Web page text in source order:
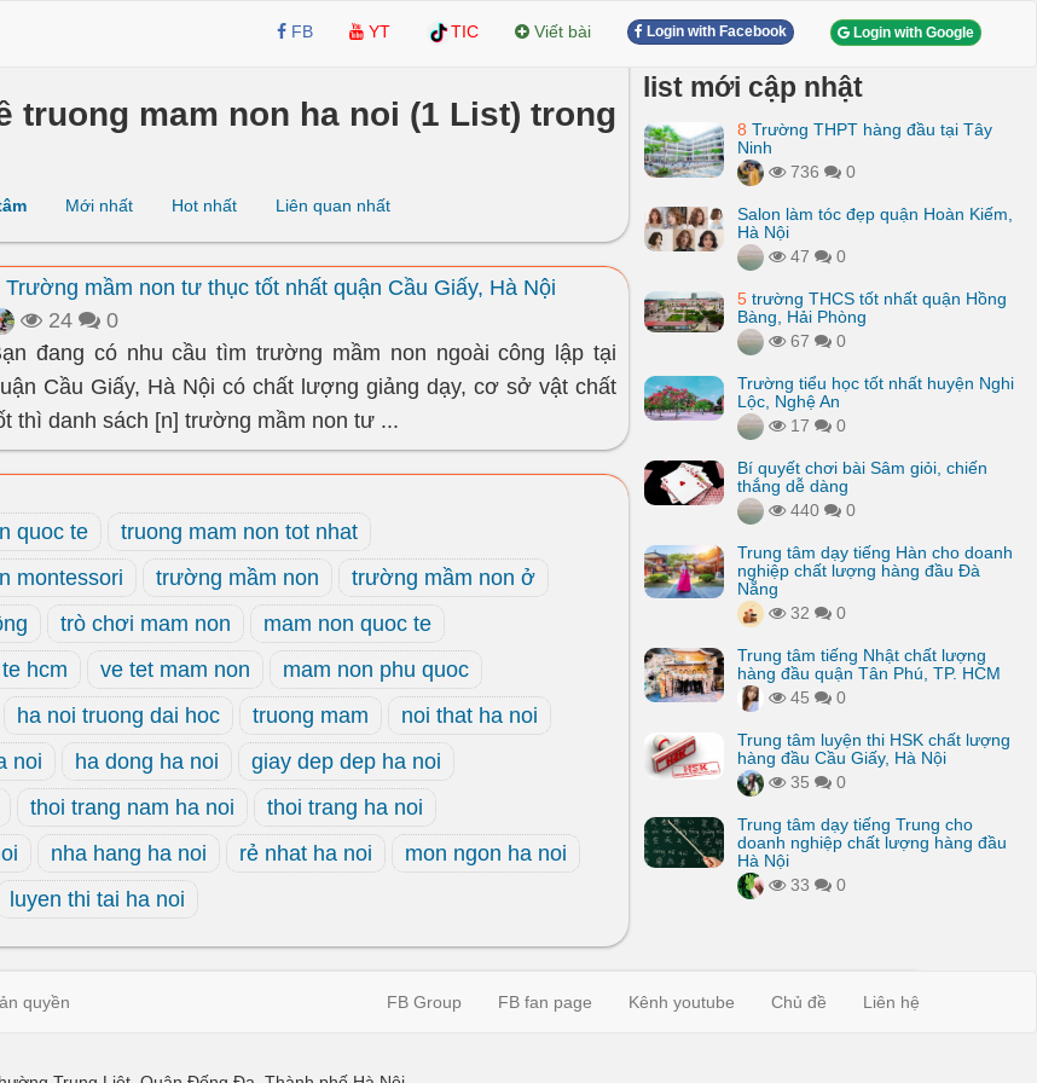
FB YT TIC Viết bài Login with Facebook Login with Google
truong mam non ha noi (1 List) trong
Mới nhất Hot nhất Liên quan nhất
Trường mầm non tư thục tốt nhất quận Cầu Giấy, Hà Nội
24
0
đang có nhu cầu tìm trường mầm non ngoài công lập tại
Cầu Giấy, Hà Nội có chất lượng giảng dạy, cơ sở vật chất
thì danh sách [n] trường mầm non tư ...
quoc te
truong mam non tot nhat
montessori
trường mầm non
trường mầm non ở
trò chơi mam non
mam non quoc te
hcm
ve tet mam non
mam non phu quoc
ha noi truong dai hoc truong mam
noi that ha noi
noi
ha dong ha noi
giay dep dep ha noi
thoi trang nam ha noi
thoi trang ha noi
nha hang ha noi rẻ nhat ha noi
mon ngon ha noi
luyen thi tai ha noi
list mới cập nhật
8 Trường THPT hàng đầu tại Tây
Ninh
736
0
Salon làm tóc đẹp quận Hoàn Kiếm,
Hà Nội
47
0
5 trường THCS tốt nhất quận Hồng
Bàng, Hải Phòng
67
0
Trường tiểu học tốt nhất huyện Nghi
Lộc, Nghệ An
17
0
Bí quyết chơi bài Sâm giỏi, chiến
thắng dễ dàng
440
0
Trung tâm dạy tiếng Hàn cho doanh
nghiệp chất lượng hàng đầu Đà
Nẵng
32
0
Trung tâm tiếng Nhật chất lượng
hàng đầu quận Tân Phú, TP. HCM
45
0
Trung tâm luyện thi HSK chất lượng
hàng đầu Cầu Giấy, Hà Nội
35
0
Trung tâm dạy tiếng Trung cho
doanh nghiệp chất lượng hàng đầu
Hà Nội
33
0
quyền FB Group FB fan page Kênh youtube Chủ đề Liên hệ